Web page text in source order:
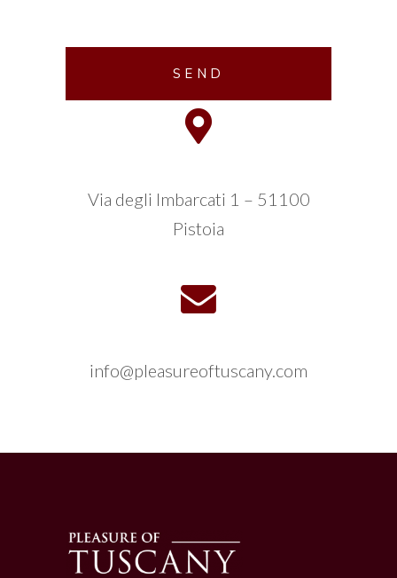
Via degli Imbarcati 1 – 51100
Pistoia
info@pleasureoftuscany.com